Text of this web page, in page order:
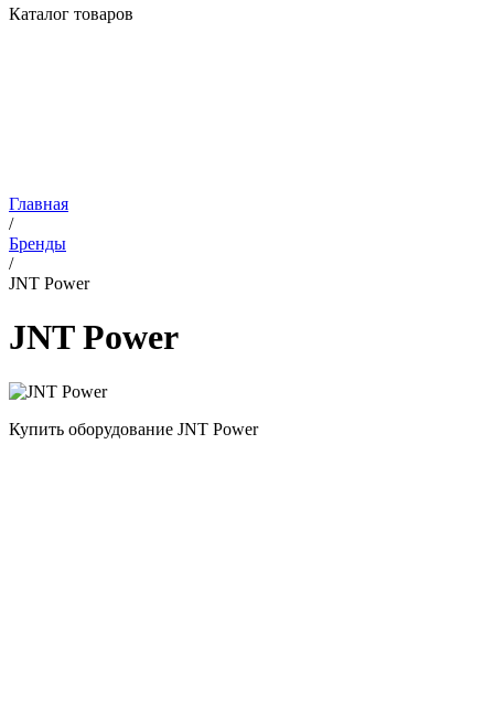
Каталог товаров
Главная
/
Бренды
/
JNT Power
JNT Power
Купить оборудование JNT Power